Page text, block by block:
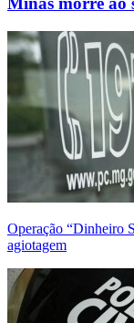
Operação “Dinheiro
agiotagem